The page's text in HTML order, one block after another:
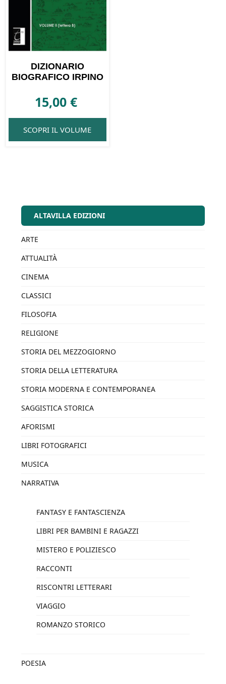
DIZIONARIO
BIOGRAFICO IRPINO
15,00€
SCOPRI IL VOLUME
ALTAVILLA EDIZIONI
ARTE
ATTUALITÀ
CINEMA
CLASSICI
FILOSOFIA
RELIGIONE
STORIA DEL MEZZOGIORNO
STORIA DELLA LETTERATURA
STORIA MODERNA E CONTEMPORANEA
SAGGISTICA STORICA
AFORISMI
LIBRI FOTOGRAFICI
MUSICA
NARRATIVA
FANTASY E FANTASCIENZA
LIBRI PER BAMBINI E RAGAZZI
MISTERO E POLIZIESCO
RACCONTI
RISCONTRI LETTERARI
VIAGGIO
ROMANZO STORICO
POESIA